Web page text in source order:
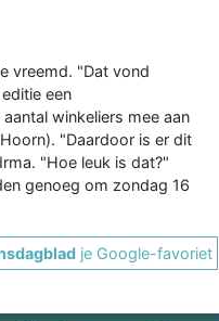
vreemd. "Dat vond
een
winkeliers mee aan
"Daardoor is er dit
"Hoe leuk is dat?"
genoeg om zondag 16
je Google-favoriet